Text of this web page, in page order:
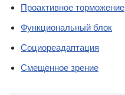
Проактивное торможение
Функциональный блок
Социореадаптация
Смещенное зрение